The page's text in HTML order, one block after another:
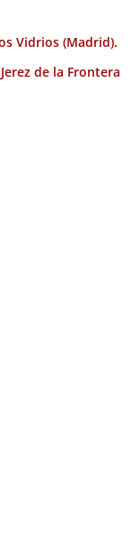
Vidrios (Madrid).
de la Frontera